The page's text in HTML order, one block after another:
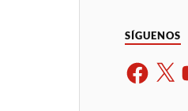
SÍGUENOS